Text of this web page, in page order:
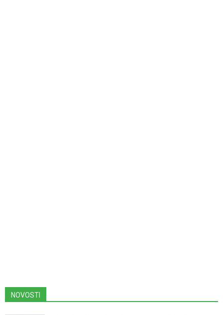
NOVOSTI